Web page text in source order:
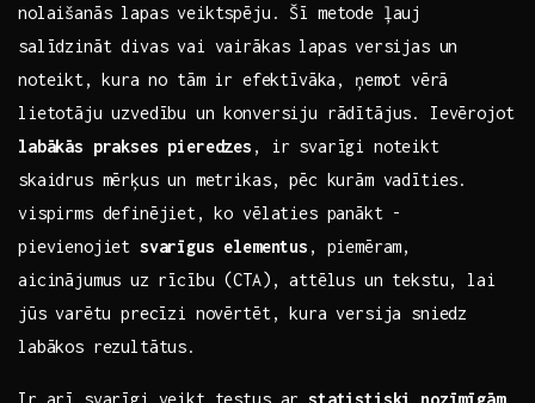
nolaišanās lapas veiktspēju.‌ Šī metode ļauj
salīdzināt divas ‍vai vairākas lapas ⁢versijas ‌un
noteikt, ⁣kura⁢ no tām ir efektīvāka, ‌ņemot vērā
lietotāju uzvedību un konversiju rādītājus. Ievērojot
labākās prakses pieredzes , ir svarīgi noteikt
skaidrus mērķus un⁢ metrikas, pēc kurām ‍vadīties.
vispirms definējiet, ⁤ko vēlaties panākt⁣ -‌
pievienojiet svarīgus ⁤elementus , piemēram,‍
aicinājumus ⁣uz rīcību (CTA), attēlus un tekstu, lai
jūs ⁣varētu precīzi novērtēt, ‍kura versija sniedz
‍labākos rezultātus.